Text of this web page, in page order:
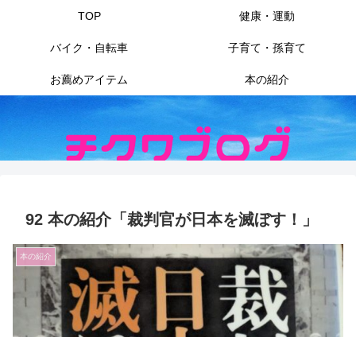
TOP 健康・運動
バイク・自転車 子育て・孫育て
お薦めアイテム 本の紹介
92 本の紹介「裁判官が日本を滅ぼす！」
本の紹介